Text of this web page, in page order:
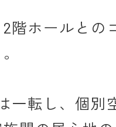
階ホールとの
一転し、個別